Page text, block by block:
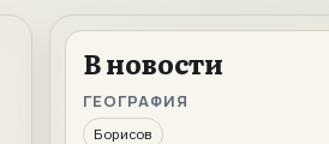
В новости
ГЕОГРАФИЯ
Борисов